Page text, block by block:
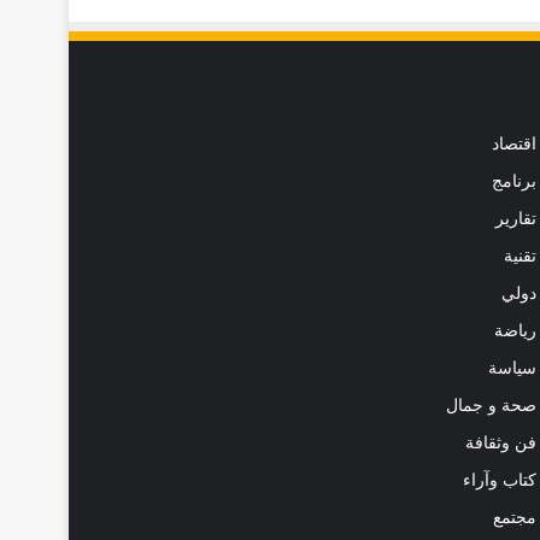
اقتصاد
برنامج
تقارير
تقنية
دولي
رياضة
سياسة
صحة و جمال
فن وثقافة
كتاب وآراء
مجتمع